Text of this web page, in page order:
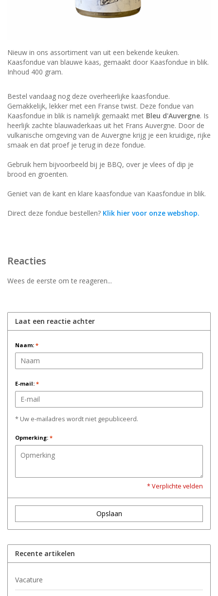
Nieuw in ons assortiment van uit een bekende keuken.
Kaasfondue van blauwe kaas, gemaakt door Kaasfondue in blik.
Inhoud 400 gram.
Bestel vandaag nog deze overheerlijke kaasfondue.
Gemakkelijk, lekker met een Franse twist. Deze fondue van
Kaasfondue in blik is namelijk gemaakt met Bleu d'Auvergne. Is
heerlijk zachte blauwaderkaas uit het Frans Auvergne. Door de
vulkanische omgeving van de Auvergne krijg je een kruidige, rijke
smaak en dat proef je terug in deze fondue.
Gebruik hem bijvoorbeeld bij je BBQ, over je vlees of dip je
brood en groenten.
Geniet van de kant en klare kaasfondue van Kaasfondue in blik.
Direct deze fondue bestellen? Klik hier voor onze webshop.
Reacties
Wees de eerste om te reageren...
Laat een reactie achter
Naam: *
E-mail: *
* Uw e-mailadres wordt niet gepubliceerd.
Opmerking: *
* Verplichte velden
Opslaan
Recente artikelen
Vacature